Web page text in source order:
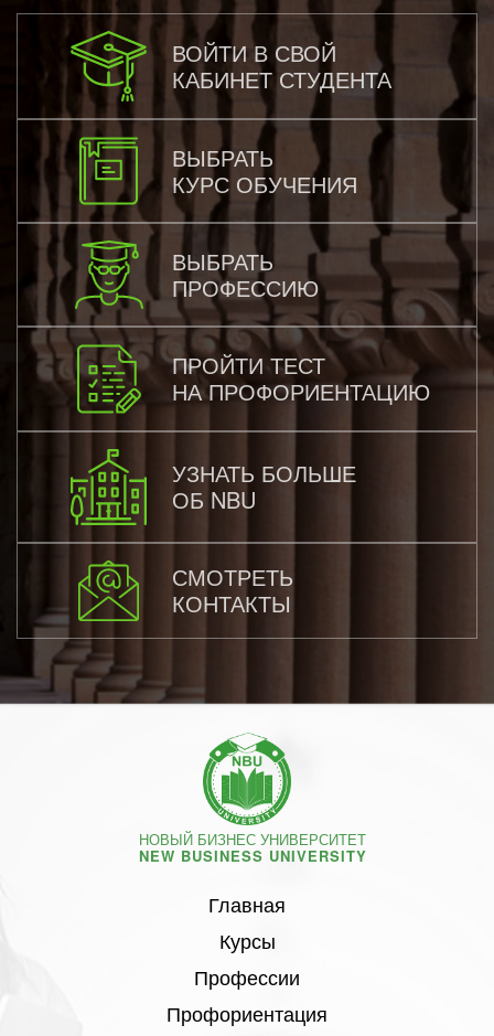
ВОЙТИ В СВОЙ
КАБИНЕТ СТУДЕНТА
ВЫБРАТЬ
КУРС ОБУЧЕНИЯ
ВЫБРАТЬ
ПРОФЕССИЮ
ПРОЙТИ ТЕСТ
НА ПРОФОРИЕНТАЦИЮ
УЗНАТЬ БОЛЬШЕ
ОБ NBU
СМОТРЕТЬ
КОНТАКТЫ
НОВЫЙ БИЗНЕС УНИВЕРСИТЕТ
NEW BUSINESS UNIVERSITY
Главная
Курсы
Профессии
Профориентация